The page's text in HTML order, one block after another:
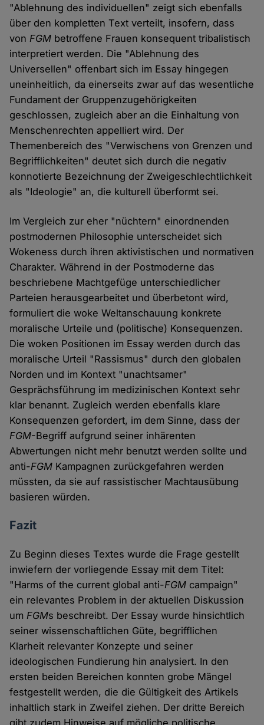
"Ablehnung des individuellen" zeigt sich ebenfalls
über den kompletten Text verteilt, insofern, dass
vonFGM betroffene Frauen konsequent tribalistisch
interpretiert werden. Die "Ablehnung des
Universellen" offenbart sich im Essay hingegen
uneinheitlich, da einerseits zwar auf das wesentliche
Fundament der Gruppenzugehörigkeiten
geschlossen, zugleich aber an die Einhaltung von
Menschenrechten appelliert wird. Der
Themenbereich des "Verwischens von Grenzen und
Begrifflichkeiten" deutet sich durch die negativ
konnotierte Bezeichnung der Zweigeschlechtlichkeit
als "Ideologie" an, die kulturell überformt sei.
Im Vergleich zur eher "nüchtern" einordnenden
postmodernen Philosophie unterscheidet sich
Wokeness durch ihren aktivistischen und normativen
Charakter. Während in der Postmoderne das
beschriebene Machtgefüge unterschiedlicher
Parteien herausgearbeitet und überbetont wird,
formuliert die woke Weltanschauung konkrete
moralische Urteile und (politische) Konsequenzen.
Die woken Positionen im Essay werden durch das
moralische Urteil "Rassismus" durch den globalen
Norden und im Kontext "unachtsamer"
Gesprächsführung im medizinischen Kontext sehr
klar benannt. Zugleich werden ebenfalls klare
Konsequenzen gefordert, im dem Sinne, dass der
FGM-Begriff aufgrund seiner inhärenten
Abwertungen nicht mehr benutzt werden sollte und
anti-FGM Kampagnen zurückgefahren werden
müssten, da sie auf rassistischer Machtausübung
basieren würden.
Fazit
Zu Beginn dieses Textes wurde die Frage gestellt
inwiefern der vorliegende Essay mit dem Titel:
"Harms of the current global anti-FGM campaign"
ein relevantes Problem in der aktuellen Diskussion
umFGMs beschreibt. Der Essay wurde hinsichtlich
seiner wissenschaftlichen Güte, begrifflichen
Klarheit relevanter Konzepte und seiner
ideologischen Fundierung hin analysiert. In den
ersten beiden Bereichen konnten grobe Mängel
festgestellt werden, die die Gültigkeit des Artikels
inhaltlich stark in Zweifel ziehen. Der dritte Bereich